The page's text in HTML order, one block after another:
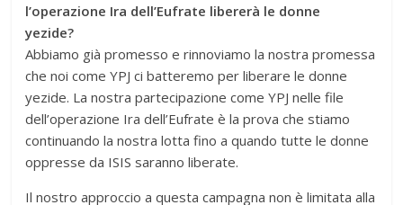
l’operazione Ira dell’Eufrate libererà le donne
yezide?
Abbiamo già promesso e rinnoviamo la nostra promessa
che noi come YPJ ci batteremo per liberare le donne
yezide. La nostra partecipazione come YPJ nelle file
dell’operazione Ira dell’Eufrate è la prova che stiamo
continuando la nostra lotta fino a quando tutte le donne
oppresse da ISIS saranno liberate.
Il nostro approccio a questa campagna non è limitata alla